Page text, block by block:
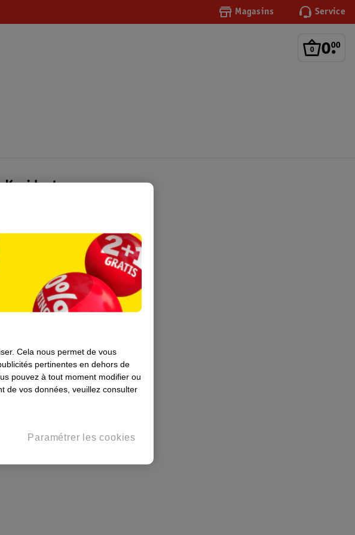
Magasins Service
0.
00
Kruidvat
de l’entreprise
Cela nous permet de vous
pertinentes en dehors de
pouvez à tout moment modifier ou
de vos données, veuillez consulter
Paramétrer les cookies